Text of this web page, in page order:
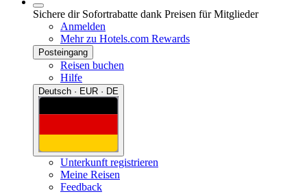
Sichere dir Sofortrabatte dank Preisen für Mitglieder
Anmelden
Mehr zu Hotels.com Rewards
Posteingang
Reisen buchen
Hilfe
Deutsch · EUR · DE
Unterkunft registrieren
Meine Reisen
Feedback